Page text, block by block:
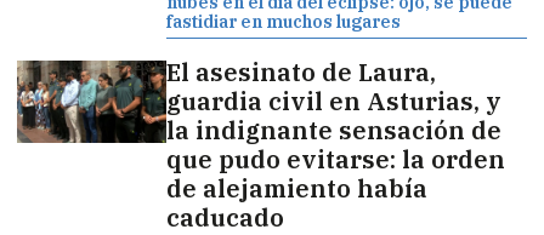
fastidiar en muchos lugares
El asesinato de Laura,
guardia civil en Asturias, y
la indignante sensación de
que pudo evitarse: la orden
de alejamiento había
caducado